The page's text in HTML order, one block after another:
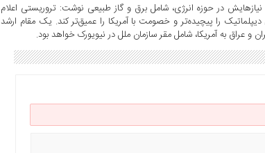
نیازهایش در حوزه انرژی، شامل برق و گاز طبیعی نوشت: تروریستی اعلام
را پیچیده‌تر و خصومت با آمریکا را عمیق‌تر کند. یک مقام ارشد
عراق به آمریکا، شامل مقر سازمان ملل در نیویورک خواهد بود.